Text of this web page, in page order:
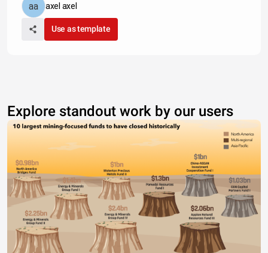
axel axel
Use as template
Explore standout work by our users